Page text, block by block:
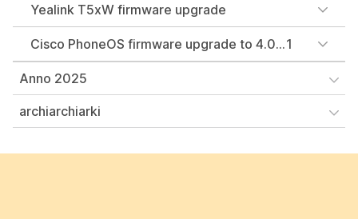
Yealink T5xW firmware upgrade
Cisco PhoneOS firmware upgrade to 4.0...1
Anno 2025
archiarchiarki